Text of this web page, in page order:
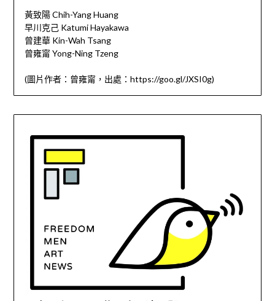
黃致陽 Chih-Yang Huang
早川克己 Katumi Hayakawa
曾建華 Kin-Wah Tsang
曾雍甯 Yong-Ning Tzeng
(圖片作者：曾雍甯，出處：https://goo.gl/JXSI0g)